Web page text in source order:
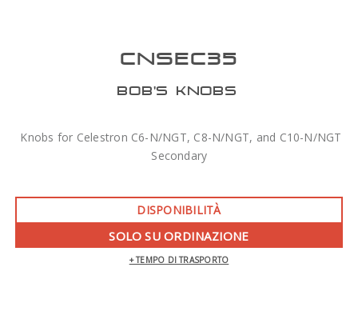
CNSEC35
BOB'S KNOBS
Knobs for Celestron C6-N/NGT, C8-N/NGT, and C10-N/NGT
Secondary
DISPONIBILITÀ
SOLO SU ORDINAZIONE
+ TEMPO DI TRASPORTO